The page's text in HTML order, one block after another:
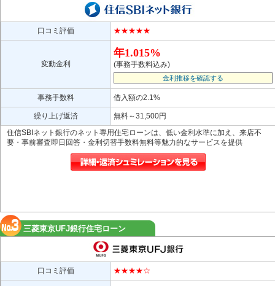
口コミ評価 ★★★★★
変動金利
年1.015%
(事務手数料込み)
金利推移を確認する
事務手数料 借入額の2.1%
繰り上げ返済
無料～31,500円
住信SBIネット銀行のネット専用住宅ローンは、低い金利水準に加え、来店不
要・事前審査即日回答・金利切替手数料無料等魅力的なサービスを提供
三菱東京UFJ銀行住宅ローン
口コミ評価 ★★★★☆